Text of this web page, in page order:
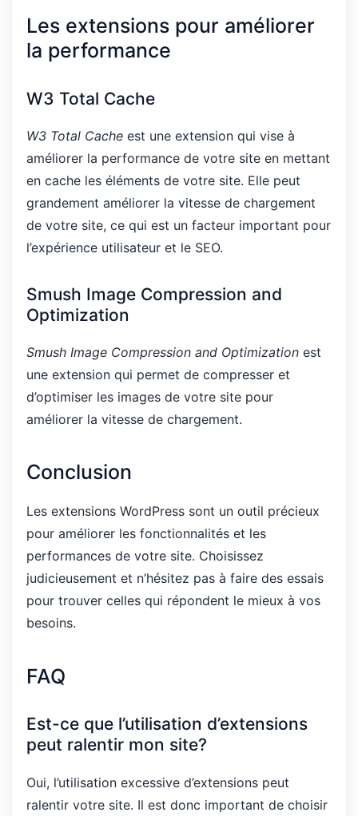
Les extensions pour améliorer
la performance
W3 Total Cache
W3 Total Cache est une extension qui vise à
améliorer la performance de votre site en mettant
en cache les éléments de votre site. Elle peut
grandement améliorer la vitesse de chargement
de votre site, ce qui est un facteur important pour
l’expérience utilisateur et le SEO.
Smush Image Compression and
Optimization
Smush Image Compression and Optimization est
une extension qui permet de compresser et
d’optimiser les images de votre site pour
améliorer la vitesse de chargement.
Conclusion
Les extensions WordPress sont un outil précieux
pour améliorer les fonctionnalités et les
performances de votre site. Choisissez
judicieusement et n’hésitez pas à faire des essais
pour trouver celles qui répondent le mieux à vos
besoins.
FAQ
Est-ce que l’utilisation d’extensions
peut ralentir mon site?
Oui, l’utilisation excessive d’extensions peut
ralentir votre site. Il est donc important de choisir